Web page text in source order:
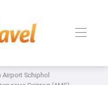
Schiphol